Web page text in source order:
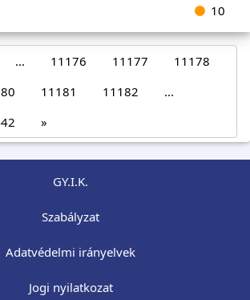
10
... 11176 11177
11178
11181 11182
...
»
GY.I.K.
Szabályzat
Adatvédelmi irányelvek
Jogi nyilatkozat